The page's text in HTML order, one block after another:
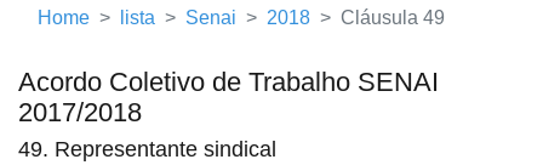
Home lista Senai 2018 Cláusula 49
Acordo Coletivo de Trabalho SENAI
2017/2018
49. Representante sindical